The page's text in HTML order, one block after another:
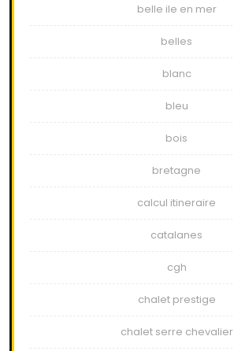
belle ile en mer
belles
blanc
bleu
bois
bretagne
calcul itineraire
catalanes
cgh
chalet prestige
chalet serre chevalier